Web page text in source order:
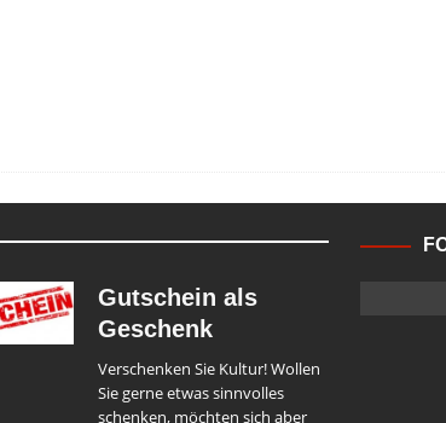
Gutschein als
Geschenk
Verschenken Sie Kultur! Wollen
Sie gerne etwas sinnvolles
schenken, möchten sich aber